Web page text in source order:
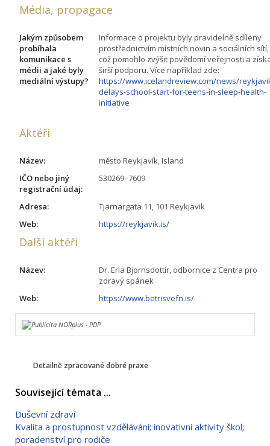
Média, propagace
Jakým způsobem
probíhala
komunikace s
médii a jaké byly
mediální výstupy?
Informace o projektu byly pravidelně sdíleny
prostřednictvím místních novin a sociálních sítí,
což pomohlo zvýšit povědomí veřejnosti a
širší podporu. Více například zde:
https://www.icelandreview.com/news/
delays-school-start-for-teens-in-sleep-health-
initiative
Aktéři
Název:
město Reykjavík, Island
IČO nebo jiný
registrační údaj:
530269–7609
Adresa:
Tjarnargata 11, 101 Reykjavik
Web:
https://reykjavik.is/
Další aktéři
Název:
Dr. Erla Bjornsdottir, odbornice z Centra pro
zdravý spánek
Web:
https://www.betrisvefn.is/
Detailně zpracované dobré praxe
Související témata ...
Duševní zdraví
Kvalita a prostupnost vzdělávání; inovativní aktivity škol;
poradenství pro rodiče